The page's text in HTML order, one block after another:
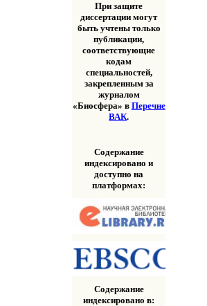
При защите
диссертации могут
быть учтены только
публикации,
соответствующие
кодам
специальностей,
закрепленным за
журналом
«Биосфера» в Перечне
ВАК.
Содержание
индексировано и
доступно на
платформах:
Содержание
индексировано в: